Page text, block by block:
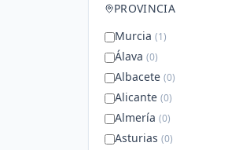
PROVINCIA
Murcia (1)
Álava (0)
Albacete (0)
Alicante (0)
Almería (0)
Asturias (0)